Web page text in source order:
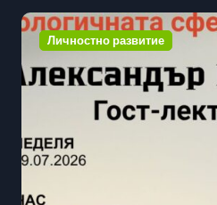
Личностно развитие